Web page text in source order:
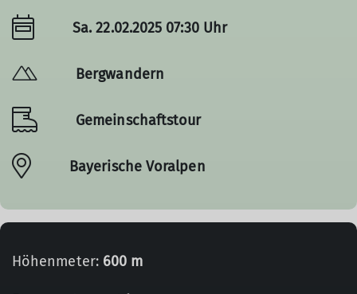
Sa. 22.02.2025 07:30 Uhr
Bergwandern
Gemeinschaftstour
Bayerische Voralpen
Höhenmeter: 600 m